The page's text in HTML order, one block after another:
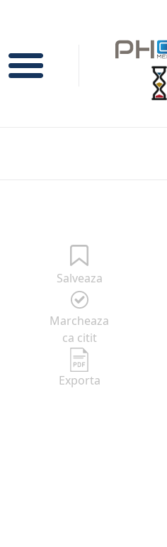
Salveaza
Marcheaza
ca citit
Exporta